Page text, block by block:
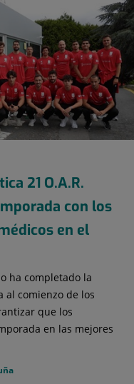
21 O.A.R.
con los
en el
ha completado la
al comienzo de los
que los
en las mejores